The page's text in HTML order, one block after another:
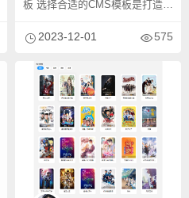
板 选择合适的CMS模板是打造您
2023-12-01 575